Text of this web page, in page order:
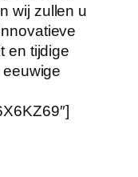
wij zullen u
en tijdige